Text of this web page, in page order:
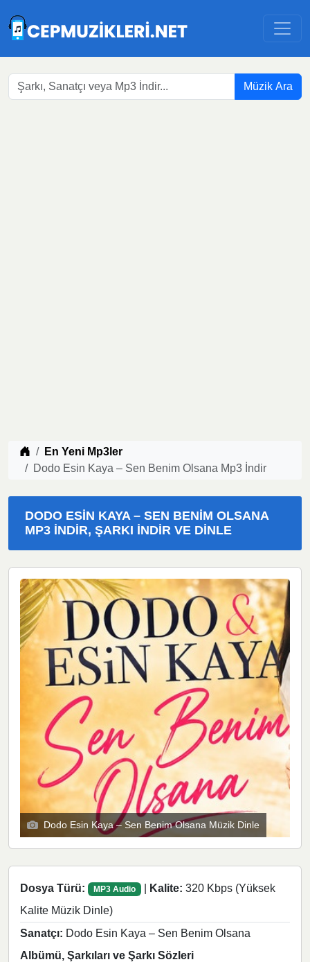
Müzik Ara
Müzik indir
En Yeni Mp3ler
Dodo Esin Kaya – Sen Benim Olsana Mp3 İndir
DODO ESIN KAYA – SEN BENIM OLSANA
MP3 İNDIR, ŞARKI İNDIR VE DINLE
Dodo Esin Kaya – Sen Benim Olsana Müzik Dinle
Dosya Türü: MP3 Audio | Kalite: 320 Kbps (Yüksek
Kalite Müzik Dinle)
Sanatçı: Dodo Esin Kaya – Sen Benim Olsana
Albümü, Şarkıları ve Şarkı Sözleri